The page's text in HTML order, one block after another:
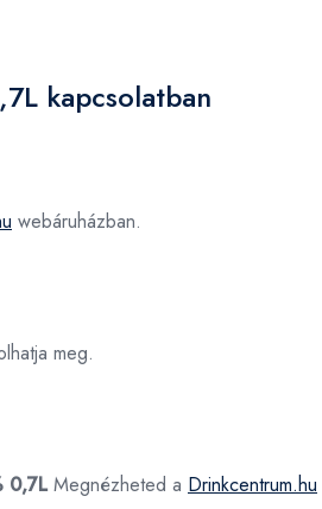
kapcsolatban
webáruházban.
meg.
0,7LMegnézheted a Drinkcentrum.hu